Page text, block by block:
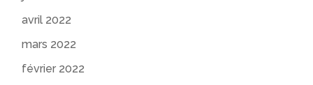
avril 2022
mars 2022
février 2022